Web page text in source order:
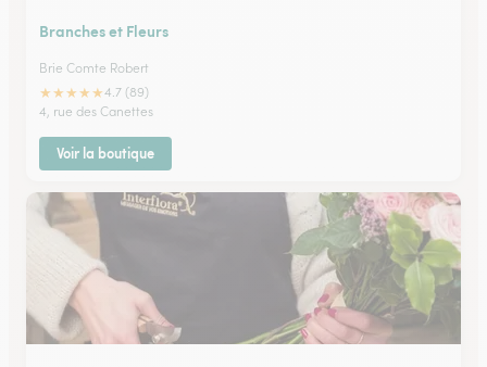
Branches et Fleurs
Brie Comte Robert
★★★★★4.7 (89)
4, rue des Canettes
Voir la boutique